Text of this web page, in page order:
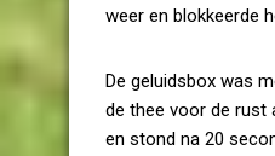
weer en blokkeerde
De geluidsbox was
de thee voor de rust
en stond na 20